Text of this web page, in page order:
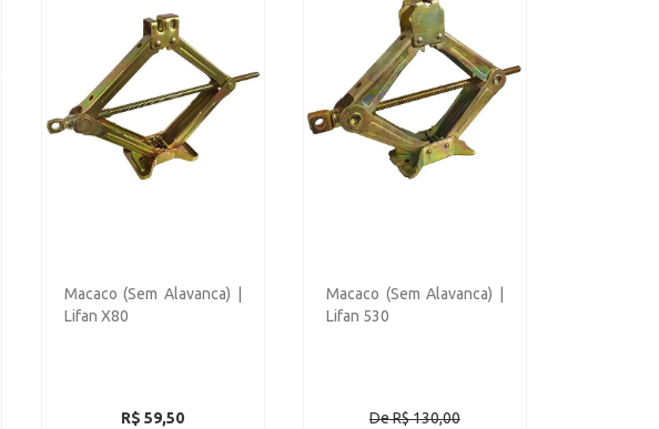
Macaco (Sem Alavanca) |
Lifan X80
R$ 59,50
Macaco (Sem Alavanca) |
Lifan 530
De R$ 130,00